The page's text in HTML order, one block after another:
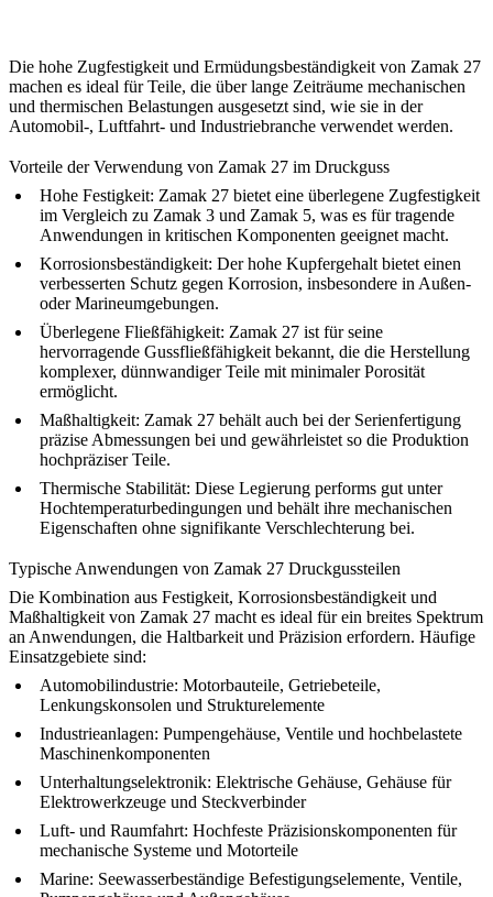
Die hohe Zugfestigkeit und Ermüdungsbeständigkeit von Zamak 27
machen es ideal für Teile, die über lange Zeiträume mechanischen
und thermischen Belastungen ausgesetzt sind, wie sie in der
Automobil-, Luftfahrt- und Industriebranche verwendet werden.
Vorteile der Verwendung von Zamak 27 im Druckguss
Hohe Festigkeit: Zamak 27 bietet eine überlegene Zugfestigkeit
im Vergleich zu Zamak 3 und Zamak 5, was es für tragende
Anwendungen in kritischen Komponenten geeignet macht.
Korrosionsbeständigkeit: Der hohe Kupfergehalt bietet einen
verbesserten Schutz gegen Korrosion, insbesondere in Außen-
oder Marineumgebungen.
Überlegene Fließfähigkeit: Zamak 27 ist für seine
hervorragende Gussfließfähigkeit bekannt, die die Herstellung
komplexer, dünnwandiger Teile mit minimaler Porosität
ermöglicht.
Maßhaltigkeit: Zamak 27 behält auch bei der Serienfertigung
präzise Abmessungen bei und gewährleistet so die Produktion
hochpräziser Teile.
Thermische Stabilität: Diese Legierung performs gut unter
Hochtemperaturbedingungen und behält ihre mechanischen
Eigenschaften ohne signifikante Verschlechterung bei.
Typische Anwendungen von Zamak 27 Druckgussteilen
Die Kombination aus Festigkeit, Korrosionsbeständigkeit und
Maßhaltigkeit von Zamak 27 macht es ideal für ein breites Spektrum
an Anwendungen, die Haltbarkeit und Präzision erfordern. Häufige
Einsatzgebiete sind:
Automobilindustrie: Motorbauteile, Getriebeteile,
Lenkungskonsolen und Strukturelemente
Industrieanlagen: Pumpengehäuse, Ventile und hochbelastete
Maschinenkomponenten
Unterhaltungselektronik: Elektrische Gehäuse, Gehäuse für
Elektrowerkzeuge und Steckverbinder
Luft- und Raumfahrt: Hochfeste Präzisionskomponenten für
mechanische Systeme und Motorteile
Marine: Seewasserbeständige Befestigungselemente, Ventile,